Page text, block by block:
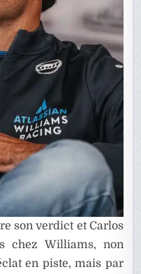
son verdict et Carlos
chez Williams, non
en piste, mais par